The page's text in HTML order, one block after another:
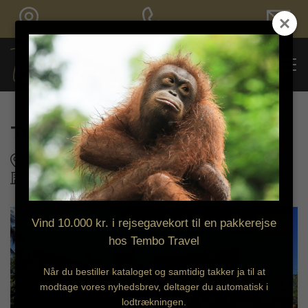
Bestil tilbud
Terrapuri Heritage Village
Terengganu
9
Vind 10.000 kr. i rejsegavekort til en pakkerejse
hos Tembo Travel
Når du bestiller kataloget og samtidig takker ja til at
modtage vores nyhedsbrev, deltager du automatisk i
lodtrækningen.